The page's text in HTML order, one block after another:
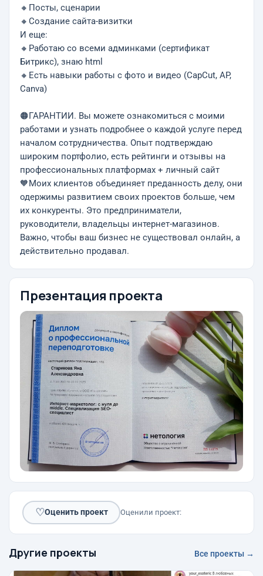
🔸Посты, сценарии
🔸Создание сайта-визитки
И еще:
🔸Работаю со всеми админками (сертификат
Битрикс), знаю html
🔸Есть навыки работы с фото и видео (CapCut, AP,
Canva)
🟠ГАРАНТИИ. Вы можете ознакомиться с моими
работами и узнать подробнее о каждой услуге перед
началом сотрудничества. Опыт подтверждаю
широким портфолио, есть рейтинги и отзывы на
профессиональных платформах + личный сайт
🧡Моих клиентов объединяет преданность делу, они
одержимы развитием своих проектов больше, чем
их конкуренты. Это предприниматели,
руководители, владельцы интернет-магазинов.
Важно, чтoбы вaш бизнес не существовaл онлайн, а
дейcтвитeльно пpoдавaл.
Презентация проекта
♡Оценить проект Оценили проект:
Другие проекты Все проекты →